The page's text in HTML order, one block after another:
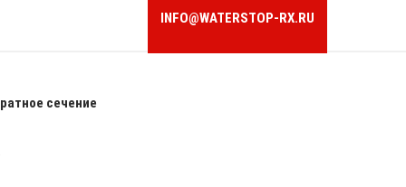
INFO@WATERSTOP-RX.RU
сечение